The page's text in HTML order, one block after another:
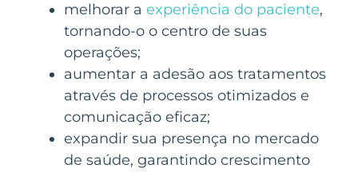
melhorar a experiência do paciente,
tornando-o o centro de suas
operações;
aumentar a adesão aos tratamentos
através de processos otimizados e
comunicação eficaz;
expandir sua presença no mercado
de saúde, garantindo crescimento